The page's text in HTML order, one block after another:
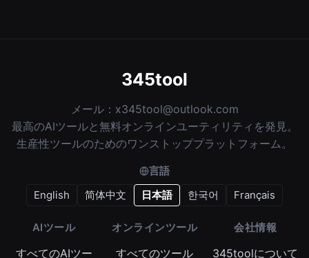
345tool
メール： x345tool@outlook.com
最高のAIツールと無料オンラインユーティリティを発見。
生産性ツールのためのワンストッププラットフォーム。
言語
English
简体中文 日本語 한국어 Français
AIツール
すべてのAIツー
オンラインツール
すべてのツール
会社情報
345toolについて